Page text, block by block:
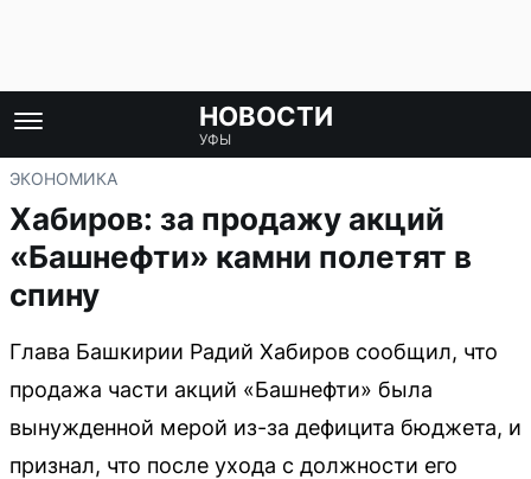
НОВОСТИ
УФЫ
ЭКОНОМИКА
Хабиров: за продажу акций
«Башнефти» камни полетят в
спину
Глава Башкирии Радий Хабиров сообщил, что
продажа части акций «Башнефти» была
вынужденной мерой из-за дефицита бюджета, и
признал, что после ухода с должности его